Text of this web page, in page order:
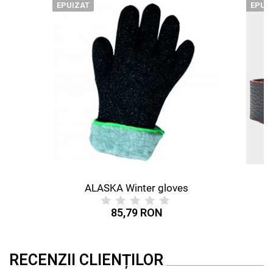
EPUIZAT
ALASKA Winter gloves
85,79 RON
RECENZII CLIENȚILOR